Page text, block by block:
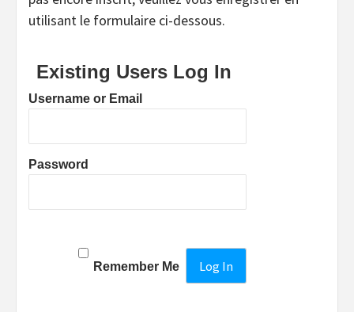
utilisant le formulaire ci-dessous.
Existing Users Log In
Username or Email
Password
Remember Me